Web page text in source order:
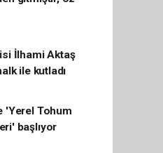
İlhami Aktaş
ile kutladı
'Yerel Tohum
başlıyor